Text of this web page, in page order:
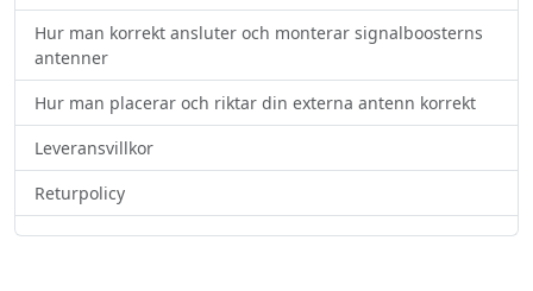
Hur man korrekt ansluter och monterar signalboosterns
antenner
Hur man placerar och riktar din externa antenn korrekt
Leveransvillkor
Returpolicy